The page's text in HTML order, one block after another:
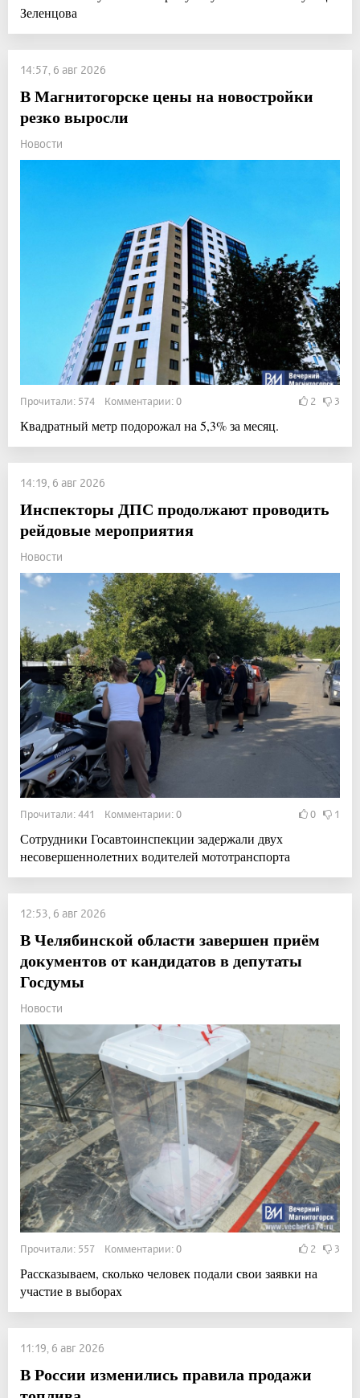
Зеленцова
14:57, 6 авг 2026
В Магнитогорске цены на новостройки
резко выросли
Новости
Прочитали: 574 Комментарии: 0 2 3
Квадратный метр подорожал на 5,3% за месяц.
14:19, 6 авг 2026
Инспекторы ДПС продолжают проводить
рейдовые мероприятия
Новости
Прочитали: 441 Комментарии: 0 0 1
Сотрудники Госавтоинспекции задержали двух
несовершеннолетних водителей мототранспорта
12:53, 6 авг 2026
В Челябинской области завершен приём
документов от кандидатов в депутаты
Госдумы
Новости
Прочитали: 557 Комментарии: 0 2 3
Рассказываем, сколько человек подали свои заявки на
участие в выборах
11:19, 6 авг 2026
В России изменились правила продажи